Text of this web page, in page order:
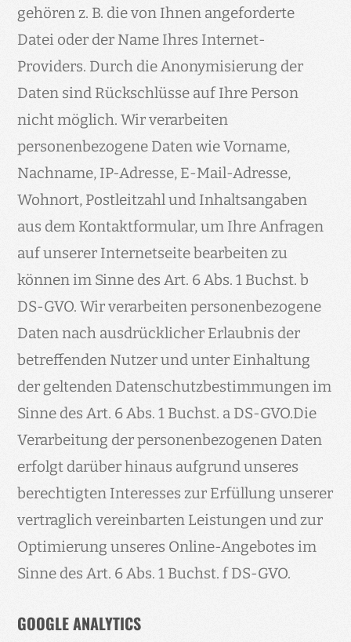
gehören z. B. die von Ihnen angeforderte
Datei oder der Name Ihres Internet-
Providers. Durch die Anonymisierung der
Daten sind Rückschlüsse auf Ihre Person
nicht möglich. Wir verarbeiten
personenbezogene Daten wie Vorname,
Nachname, IP-Adresse, E-Mail-Adresse,
Wohnort, Postleitzahl und Inhaltsangaben
aus dem Kontaktformular, um Ihre Anfragen
auf unserer Internetseite bearbeiten zu
können im Sinne des Art. 6 Abs. 1 Buchst. b
DS-GVO. Wir verarbeiten personenbezogene
Daten nach ausdrücklicher Erlaubnis der
betreffenden Nutzer und unter Einhaltung
der geltenden Datenschutzbestimmungen im
Sinne des Art. 6 Abs. 1 Buchst. a DS-GVO.Die
Verarbeitung der personenbezogenen Daten
erfolgt darüber hinaus aufgrund unseres
berechtigten Interesses zur Erfüllung unserer
vertraglich vereinbarten Leistungen und zur
Optimierung unseres Online-Angebotes im
Sinne des Art. 6 Abs. 1 Buchst. f DS-GVO.
GOOGLE ANALYTICS